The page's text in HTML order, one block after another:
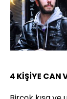
4 KİŞİYE CAN